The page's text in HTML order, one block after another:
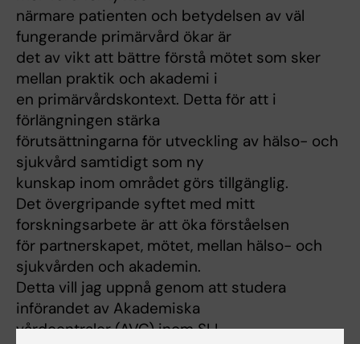
närmare patienten och betydelsen av väl
fungerande primärvård ökar är
det av vikt att bättre förstå mötet som sker
mellan praktik och akademi i
en primärvårdskontext. Detta för att i
förlängningen stärka
förutsättningarna för utveckling av hälso- och
sjukvård samtidigt som ny
kunskap inom området görs tillgänglig.
Det övergripande syftet med mitt
forskningsarbete är att öka förståelsen
för partnerskapet, mötet, mellan hälso- och
sjukvården och akademin.
Detta vill jag uppnå genom att studera
införandet av Akademiska
vårdcentraler (AVC) inom SLL.